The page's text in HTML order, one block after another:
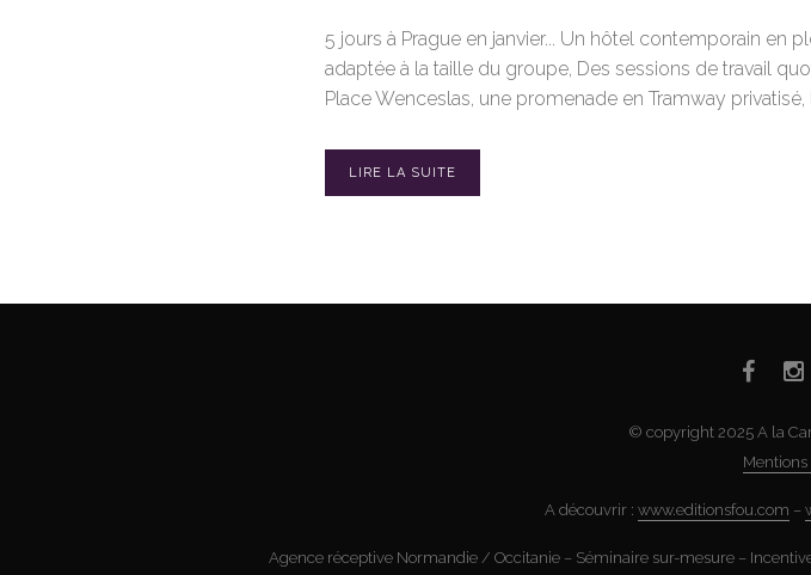
5 jours à Prague en janvier... Un hôtel contemporain en
adaptée à la taille du groupe, Des sessions de travail
Place Wenceslas, une promenade en Tramway
LIRE LA SUITE
© copyright 2025 A la
A découvrir : www.editionsfou.com –
Agence réceptive Normandie / Occitanie – Séminaire sur-mesure –